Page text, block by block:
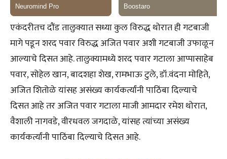
एकंदरीतच दौंड तालुक्यात सध्या कुल विरुद्ध थोरात ही गटबाजी
मागे पडून शरद पवार विरुद्ध अजित पवार अशी गटबाजी उफाळून
आल्याचे दिसत आहे. तालुक्यामध्ये शरद पवार गटाला आप्पासाहेब
पवार, सोहेल खान, बादशहा शेख, रामभाऊ टुले, डॉ.वंदना मोहिते,
अजित शितोळे यांसह असंख्य कार्यकर्त्यांनी पाठिंबा दिल्याचे
दिसत आहे तर अजित पवार गटाला माजी आमदार रमेश थोरात,
वैशाली नागवडे, वीरधवल जगदाळे, यांसह त्यांच्या असंख्य
कार्यकर्त्यांनी पाठिंबा दिल्याचे दिसत आहे.